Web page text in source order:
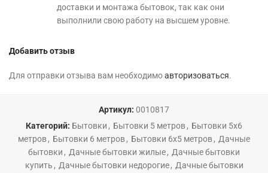
доставки и монтажа бытовок, так как они
выполнили свою работу на высшем уровне.
Добавить отзыв
Для отправки отзыва вам необходимоавторизоваться.
Артикул: 0010817
Категорий: Бытовки , Бытовки 5 метров, Бытовки 5х6
метров, Бытовки 6 метров, Бытовки 6х5 метров, Дачные
бытовки , Дачные бытовки жилые, Дачные бытовки
купить , Дачные бытовки недорогие , Дачные бытовки